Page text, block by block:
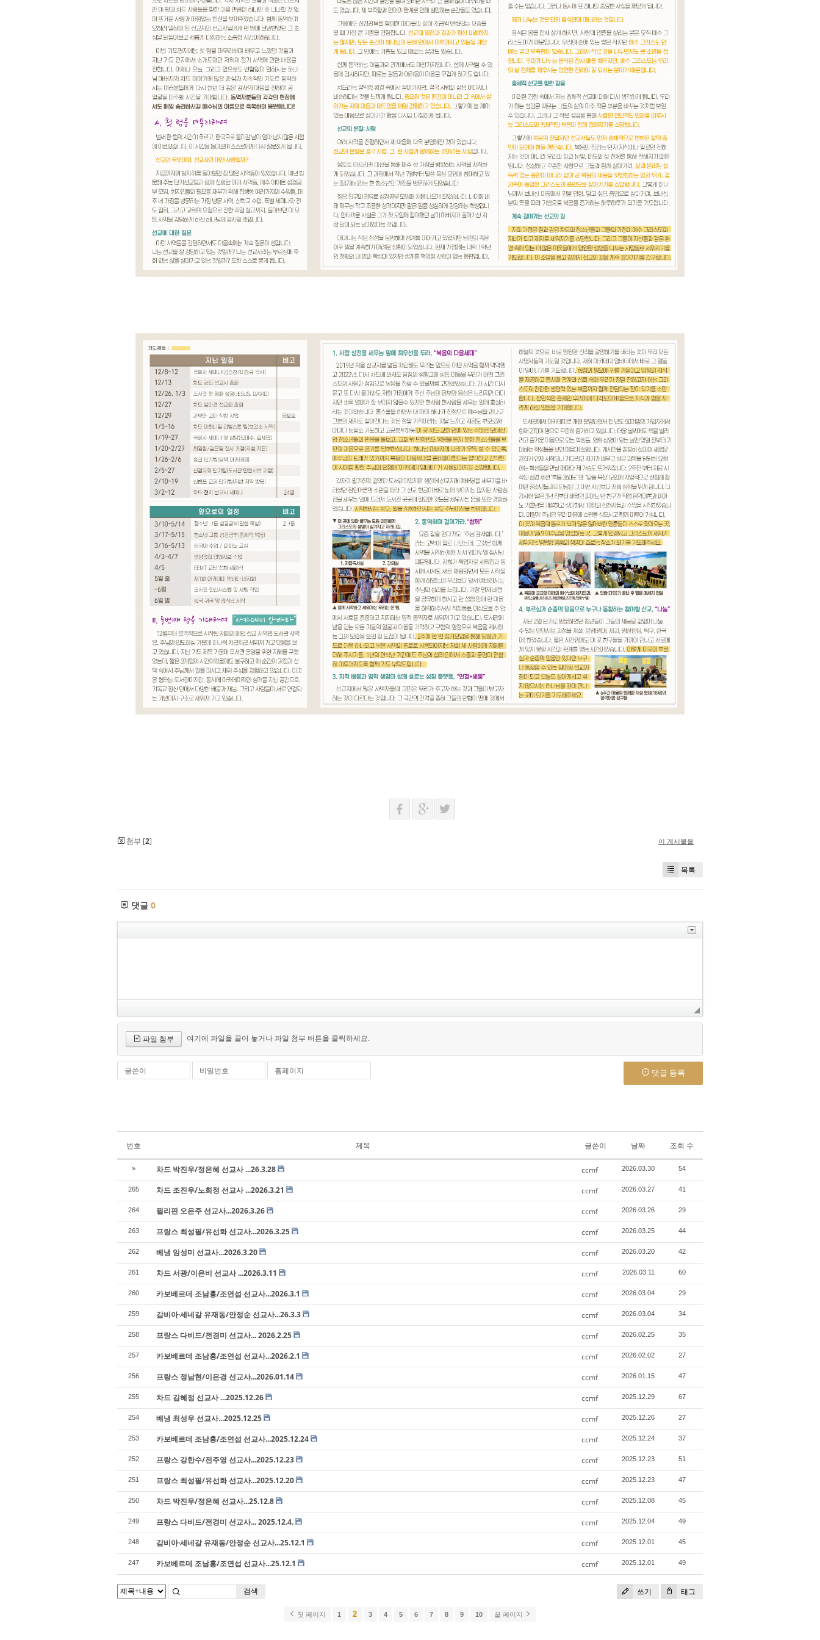
첨부 [2] 이 게시물을
목록
댓글 0
파일 첨부 여기에 파일을 끌어 놓거나 파일 첨부 버튼을 클릭하세요.
글쓴이 비밀번호 홈페이지 댓글 등록
번호 제목 글쓴이 날짜 조회 수
» 차드 박진우/정은혜 선교사 ...26.3.28 ccmf 2026.03.30 54
265 차드 조진우/노희정 선교사 ...2026.3.21 ccmf 2026.03.27 41
264 필리핀 오은주 선교사...2026.3.26 ccmf 2026.03.26 29
263 프랑스 최성필/유선화 선교사...2026.3.25 ccmf 2026.03.25 44
262 베냉 임성미 선교사...2026.3.20 ccmf 2026.03.20 42
261 차드 서광/이은비 선교사 ...2026.3.11 ccmf 2026.03.11 60
260 카보베르데 조남홍/조연섭 선교사...2026.3.1 ccmf 2026.03.04 29
259 감비아·세네갈 유재동/안정순 선교사...26.3.3 ccmf 2026.03.04 34
258 프랑스 다비드/전경미 선교사... 2026.2.25 ccmf 2026.02.25 35
257 카보베르데 조남홍/조연섭 선교사...2026.2.1 ccmf 2026.02.02 27
256 프랑스 정남현/이은경 선교사...2026.01.14 ccmf 2026.01.15 47
255 차드 김혜정 선교사 ...2025.12.26 ccmf 2025.12.29 67
254 베냉 최성우 선교사...2025.12.25 ccmf 2025.12.26 27
253 카보베르데 조남홍/조연섭 선교사...2025.12.24 ccmf 2025.12.24 37
252 프랑스 강한수/전주영 선교사...2025.12.23 ccmf 2025.12.23 51
251 프랑스 최성필/유선화 선교사...2025.12.20 ccmf 2025.12.23 47
250 차드 박진우/정은혜 선교사...25.12.8 ccmf 2025.12.08 45
249 프랑스 다비드/전경미 선교사... 2025.12.4. ccmf 2025.12.04 49
248 감비아·세네갈 유재동/안정순 선교사...25.12.1 ccmf 2025.12.01 45
247 카보베르데 조남홍/조연섭 선교사...25.12.1 ccmf 2025.12.01 49
쓰기 태그
검색
첫 페이지 1 2 3 4 5 6 7 8 9 10 끝 페이지